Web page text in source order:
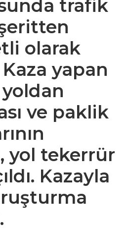
trafik
olarak
yapan
yoldan
ve paklik
yol tekerrür
Kazayla